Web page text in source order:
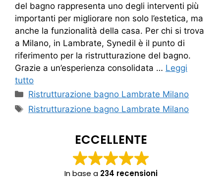
del bagno rappresenta uno degli interventi più
importanti per migliorare non solo l’estetica, ma
anche la funzionalità della casa. Per chi si trova
a Milano, in Lambrate, Synedil è il punto di
riferimento per la ristrutturazione del bagno.
Grazie a un’esperienza consolidata … Leggi
tutto
Categorie
Ristrutturazione bagno Lambrate Milano
Tag
Ristrutturazione bagno Lambrate Milano
ECCELLENTE
In base a 234 recensioni